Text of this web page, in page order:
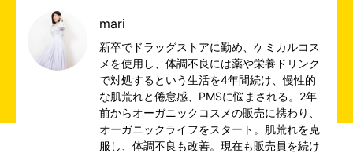
mari
新卒でドラッグストアに勤め、ケミカルコス
メを使用し、体調不良には薬や栄養ドリンク
で対処するという生活を4年間続け、慢性的
な肌荒れと倦怠感、PMSに悩まされる。2年
前からオーガニックコスメの販売に携わり、
オーガニックライフをスタート。肌荒れを克
服し、体調不良も改善。現在も販売員を続け